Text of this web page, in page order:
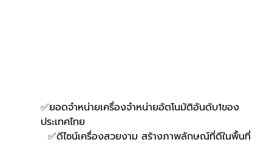
✅ยอดจำหน่ายเครื่องจำหน่ายอัตโนมัติอันดับ1ของ
ประเทศไทย
  ✅ดีไซน์เครื่องสวยงาม สร้างภาพลักษณ์ที่ดีในพื้นที่